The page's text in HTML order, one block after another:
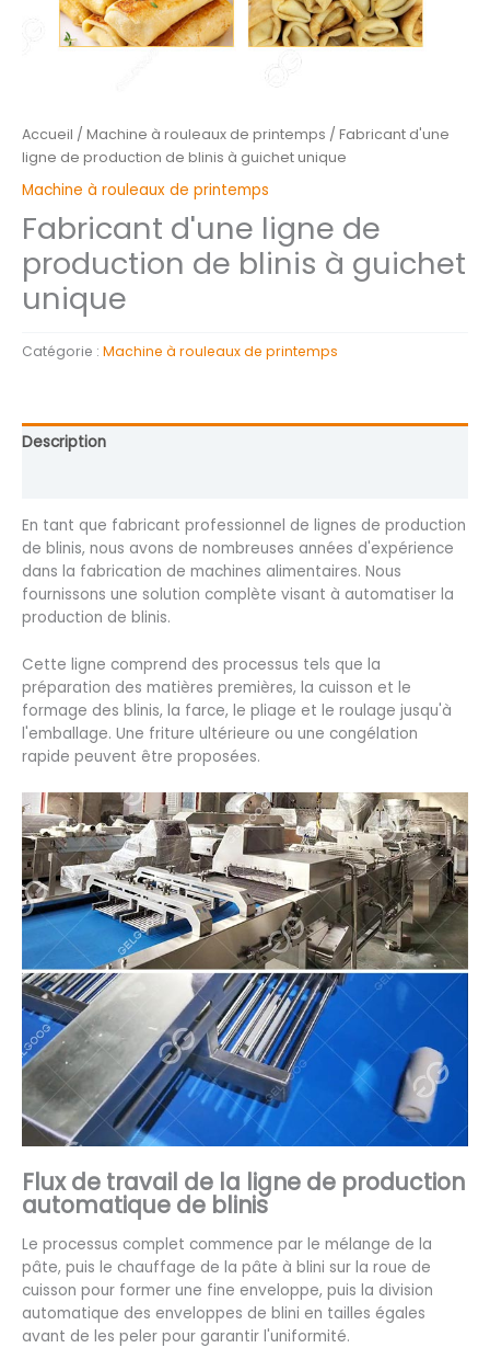
Accueil / Machine à rouleaux de printemps / Fabricant d'une
ligne de production de blinis à guichet unique
Machine à rouleaux de printemps
Fabricant d'une ligne de
production de blinis à guichet
unique
Catégorie : Machine à rouleaux de printemps
Description
En tant que fabricant professionnel de lignes de production
de blinis, nous avons de nombreuses années d'expérience
dans la fabrication de machines alimentaires. Nous
fournissons une solution complète visant à automatiser la
production de blinis.
Cette ligne comprend des processus tels que la
préparation des matières premières, la cuisson et le
formage des blinis, la farce, le pliage et le roulage jusqu'à
l'emballage. Une friture ultérieure ou une congélation
rapide peuvent être proposées.
Flux de travail de la ligne de production
automatique de blinis
Le processus complet commence par le mélange de la
pâte, puis le chauffage de la pâte à blini sur la roue de
cuisson pour former une fine enveloppe, puis la division
automatique des enveloppes de blini en tailles égales
avant de les peler pour garantir l'uniformité.